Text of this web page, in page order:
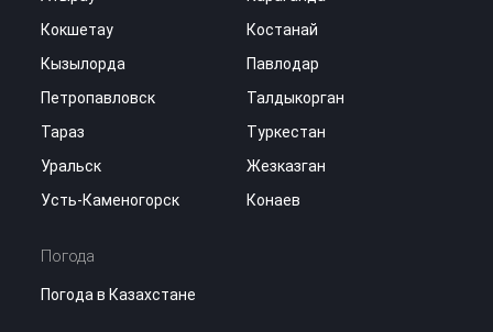
Кокшетау
Костанай
Кызылорда
Павлодар
Петропавловск
Талдыкорган
Тараз
Туркестан
Уральск
Жезказган
Усть-Каменогорск
Конаев
Погода
Погода в Казахстане